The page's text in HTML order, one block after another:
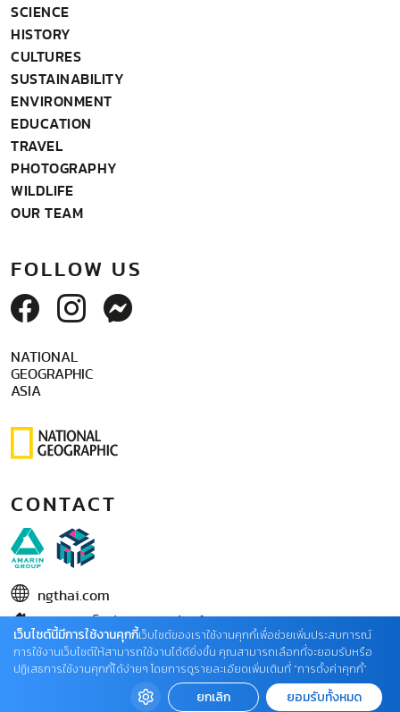
SCIENCE
HISTORY
CULTURES
SUSTAINABILITY
ENVIRONMENT
EDUCATION
TRAVEL
PHOTOGRAPHY
WILDLIFE
OUR TEAM
FOLLOW US
NATIONAL
GEOGRAPHIC
ASIA
CONTACT
ngthai.com
ในเครือ บริษัท อมรินทร์ คอร์เปอเรชั่นส์ จำกัด (มหาชน)
02 422 9999 ต่อ 4220
ติดต่อแจ้งปัญหาหรือร้องเรียน
เว็บไซต์นี้มีการใช้งานคุกกี้เว็บไซต์ของเราใช้งานคุกกี้เพื่อช่วยเพิ่มประสบการณ์
การใช้งานเว็บไซต์ให้สามารถใช้งานได้ดียิ่งขึ้น คุณสามารถเลือกที่จะยอมรับหรือ
ปฏิเสธการใช้งานคุกกี้ได้ง่ายๆ โดยการดูรายละเอียดเพิ่มเติมที่ “การตั้งค่าคุกกี้”
ยกเลิก ยอมรับทั้งหมด